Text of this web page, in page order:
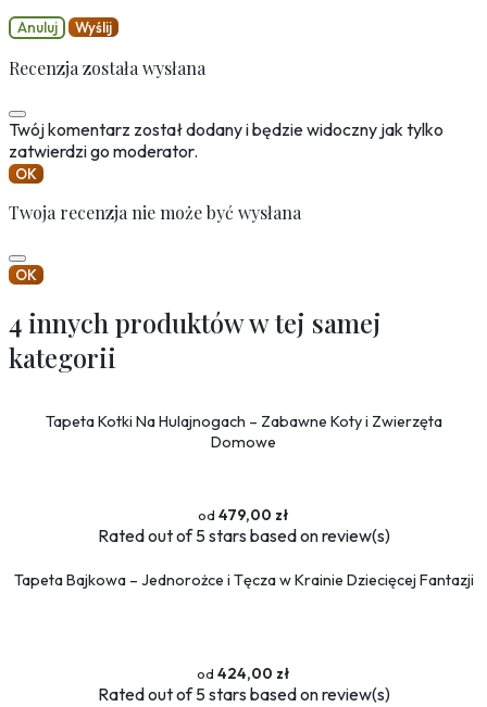
Anuluj Wyślij
Recenzja została wysłana
Twój komentarz został dodany i będzie widoczny jak tylko
zatwierdzi go moderator.
OK
Twoja recenzja nie może być wysłana
OK
4 innych produktów w tej samej
kategorii
Tapeta Kotki Na Hulajnogach – Zabawne Koty i Zwierzęta
Domowe
479,00 zł
Ratedout of 5 stars based onreview(s)
Tapeta Bajkowa – Jednorożce i Tęcza w Krainie Dziecięcej Fantazji
424,00 zł
Ratedout of 5 stars based onreview(s)